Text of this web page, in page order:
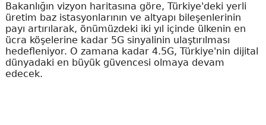
Bakanlığın vizyon haritasına göre, Türkiye'deki yerli
üretim baz istasyonlarının ve altyapı bileşenlerinin
payı artırılarak, önümüzdeki iki yıl içinde ülkenin en
ücra köşelerine kadar 5G sinyalinin ulaştırılması
hedefleniyor. O zamana kadar 4.5G, Türkiye'nin dijital
dünyadaki en büyük güvencesi olmaya devam
edecek.